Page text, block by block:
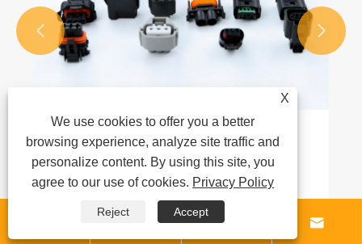
Сценарии применения соединителя
Посмотреть больше >>
 
 
X
We use cookies to offer you a better
browsing experience, analyze site traffic and
personalize content. By using this site, you
agree to our use of cookies. Privacy Policy
Reject Accept